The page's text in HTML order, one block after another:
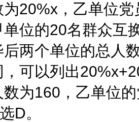
为20%x，乙单位
单位的20名群众互
后两个单位的总人
，可以列出
为160，乙单位
D。